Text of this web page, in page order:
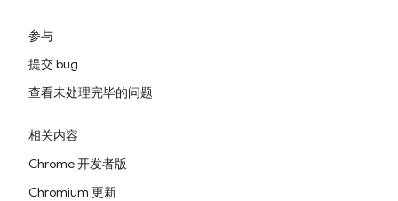
参与
提交 bug
查看未处理完毕的问题
相关内容
Chrome 开发者版
Chromium 更新